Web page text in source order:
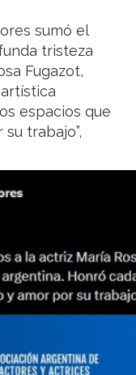
sumó el
tristeza
Fugazot,
espacios que
trabajo”,